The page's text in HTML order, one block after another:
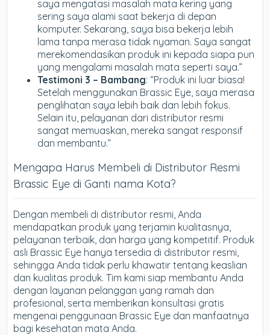
saya mengatasi masalah mata kering yang
sering saya alami saat bekerja di depan
komputer. Sekarang, saya bisa bekerja lebih
lama tanpa merasa tidak nyaman. Saya sangat
merekomendasikan produk ini kepada siapa pun
yang mengalami masalah mata seperti saya.”
Testimoni 3 – Bambang: “Produk ini luar biasa!
Setelah menggunakan Brassic Eye, saya merasa
penglihatan saya lebih baik dan lebih fokus.
Selain itu, pelayanan dari distributor resmi
sangat memuaskan, mereka sangat responsif
dan membantu.”
Mengapa Harus Membeli di Distributor Resmi
Brassic Eye di Ganti nama Kota?
Dengan membeli di distributor resmi, Anda
mendapatkan produk yang terjamin kualitasnya,
pelayanan terbaik, dan harga yang kompetitif. Produk
asli Brassic Eye hanya tersedia di distributor resmi,
sehingga Anda tidak perlu khawatir tentang keaslian
dan kualitas produk. Tim kami siap membantu Anda
dengan layanan pelanggan yang ramah dan
profesional, serta memberikan konsultasi gratis
mengenai penggunaan Brassic Eye dan manfaatnya
bagi kesehatan mata Anda.